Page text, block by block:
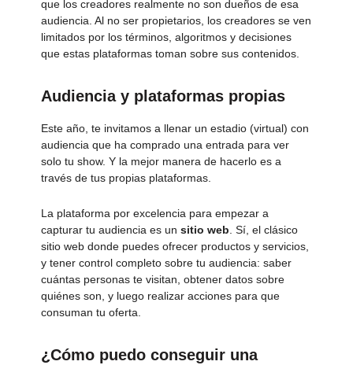
que los creadores realmente no son dueños de esa
audiencia. Al no ser propietarios, los creadores se ven
limitados por los términos, algoritmos y decisiones
que estas plataformas toman sobre sus contenidos.
Audiencia y plataformas propias
Este año, te invitamos a llenar un estadio (virtual) con
audiencia que ha comprado una entrada para ver
solo tu show. Y la mejor manera de hacerlo es a
través de tus propias plataformas.
La plataforma por excelencia para empezar a
capturar tu audiencia es un sitio web. Sí, el clásico
sitio web donde puedes ofrecer productos y servicios,
y tener control completo sobre tu audiencia: saber
cuántas personas te visitan, obtener datos sobre
quiénes son, y luego realizar acciones para que
consuman tu oferta.
¿Cómo puedo conseguir una